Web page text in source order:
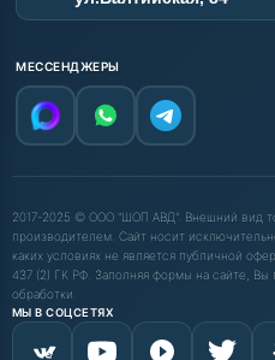
МЕССЕНДЖЕРЫ
2017-2025 © ООО "ШОП АВД". Внешний вид
производителем. Сайт носит
каких условиях не является публичной
437 (2) ГК РФ. Заполняя формы на сайте,
обработки.
МЫ В СОЦСЕТЯХ